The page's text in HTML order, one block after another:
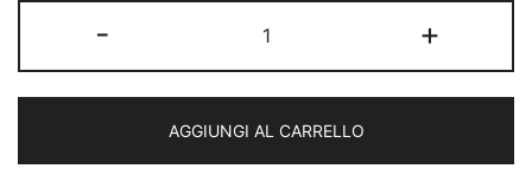
-
Kamagra
quantità
+
AGGIUNGI AL CARRELLO